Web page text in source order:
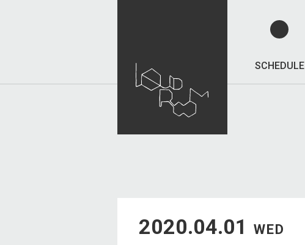
SCHEDULE
2020.04.01 WED